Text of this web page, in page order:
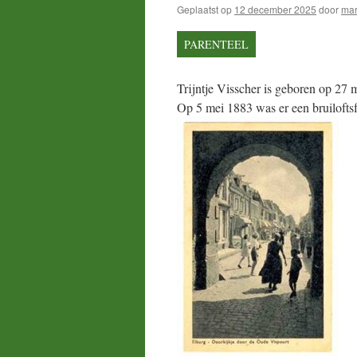
Geplaatst op 12 december 2025 door
PARENTEEL
Trijntje Visscher is geboren op 27
Op 5 mei 1883 was er een